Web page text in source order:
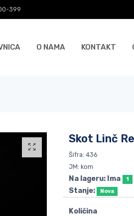
399
O NAMA KONTAKT
Skot Linč
Šifra: 436
JM: kom
Na lageru: Ima 1
Stanje: Nova
Količina